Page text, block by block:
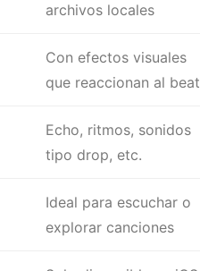
archivos locales
Con efectos visuales
que reaccionan al beat
Echo, ritmos, sonidos
tipo drop, etc.
Ideal para escuchar o
explorar canciones